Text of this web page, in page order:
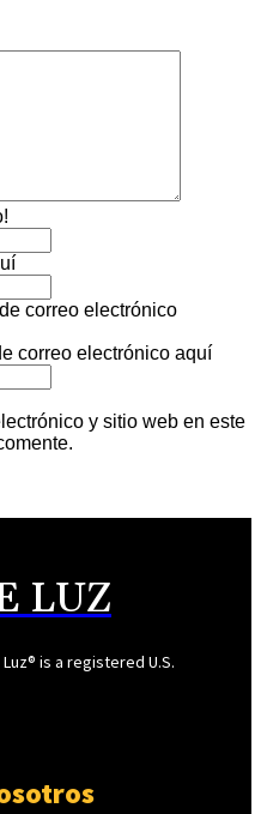
correo electrónico
correo electrónico aquí
y sitio web en este
LUZ
is a registered U.S.